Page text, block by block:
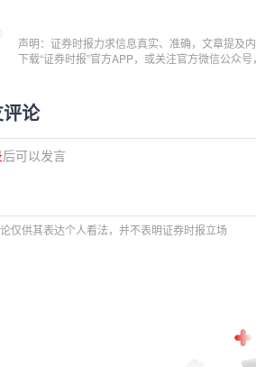
声明：证券时报力求信息真实、准确，文章提及
下载“证券时报”官方APP，或关注官方微信公众
论
后可以发言
仅供其表达个人看法，并不表明证券时报立场